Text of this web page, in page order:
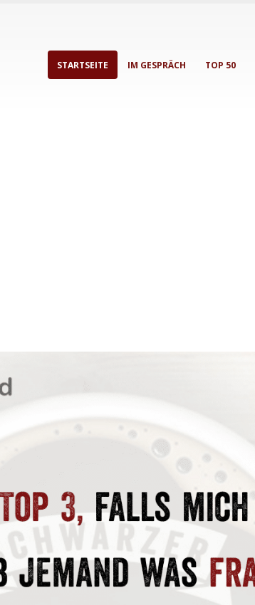
STARTSEITE IM GESPRÄCH TOP 50